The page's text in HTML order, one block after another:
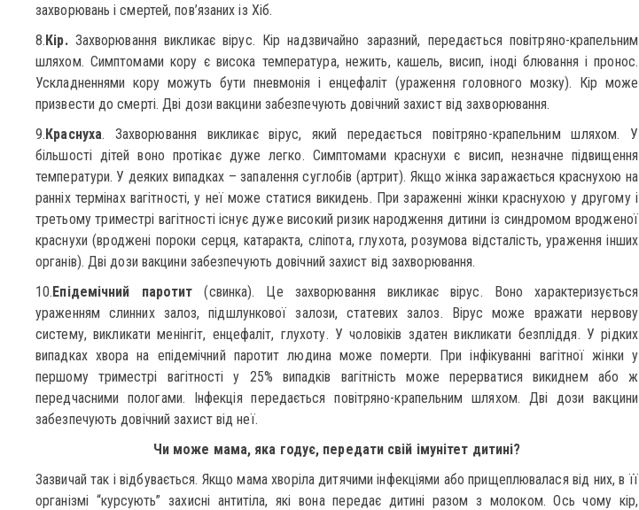
захворювань і смертей, пов’язаних із Хіб.
8.Кір.Захворювання викликає вірус. Кір надзвичайно заразний, передається повітряно-крапельним
шляхом. Симптомами кору є висока температура, нежить, кашель, висип, іноді блювання і пронос.
Ускладненнями кору можуть бути пневмонія і енцефаліт (ураження головного мозку). Кір може
призвести до смерті. Дві дози вакцини забезпечують довічний захист від захворювання.
9.Краснуха. Захворювання викликає вірус, який передається повітряно-крапельним шляхом. У
більшості дітей воно протікає дуже легко. Симптомами краснухи є висип, незначне підвищення
температури. У деяких випадках – запалення суглобів (артрит). Якщо жінка заражається краснухою на
ранніх термінах вагітності, у неї може статися викидень. При зараженні жінки краснухою у другому і
третьому триместрі вагітності існує дуже високий ризик народження дитини із синдромом вродженої
краснухи (вроджені пороки серця, катаракта, сліпота, глухота, розумова відсталість, ураження інших
органів). Дві дози вакцини забезпечують довічний захист від захворювання.
10.Епідемічний паротит (свинка). Це захворювання викликає вірус. Воно характеризується
ураженням слинних залоз, підшлункової залози, статевих залоз. Вірус може вражати нервову
систему, викликати менінгіт, енцефаліт, глухоту. У чоловіків здатен викликати безпліддя. У рідких
випадках хвора на епідемічний паротит людина може померти. При інфікуванні вагітної жінки у
першому триместрі вагітності у 25% випадків вагітність може перерватися викиднем або ж
передчасними пологами. Інфекція передається повітряно-крапельним шляхом. Дві дози вакцини
забезпечують довічний захист від неї.
Чи може мама, яка годує, передати свій імунітет дитині?
Зазвичай так і відбувається. Якщо мама хворіла дитячими інфекціями або прищеплювалася від них, в її
організмі “курсують” захисні антитіла, які вона передає дитині разом з молоком. Ось чому кір,